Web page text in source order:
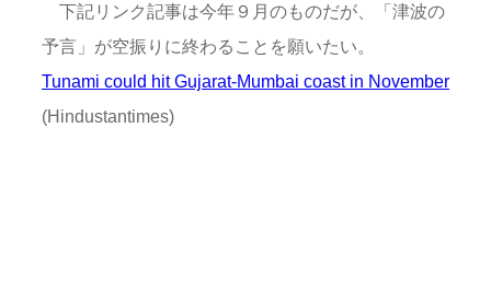
下記リンク記事は今年９月のものだが、「津波の
予言」が空振りに終わることを願いたい。
Tunami could hit Gujarat-Mumbai coast in November
(Hindustantimes)